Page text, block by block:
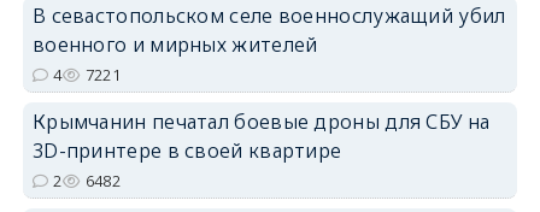
В севастопольском селе военнослужащий убил
военного и мирных жителей
4 7221
Крымчанин печатал боевые дроны для СБУ на
3D-принтере в своей квартире
2 6482